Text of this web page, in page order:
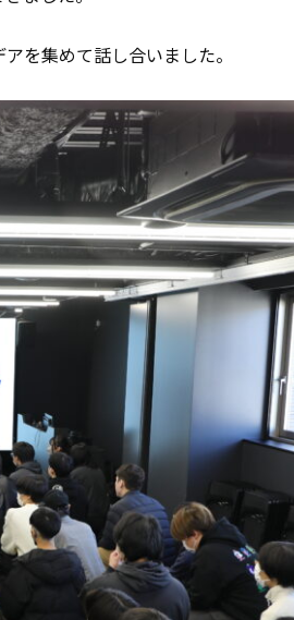
を集めて話し合いました。